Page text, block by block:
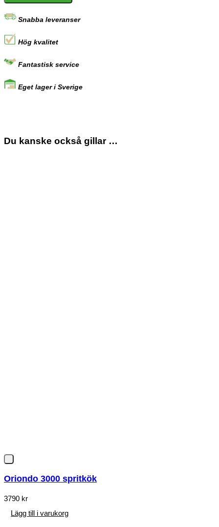
mängd
Snabba leveranser
Hög kvalitet
Fantastisk service
Eget lager i Sverige
Du kanske också gillar …
Oriondo 3000 spritkök
3790 kr
Lägg till i varukorg